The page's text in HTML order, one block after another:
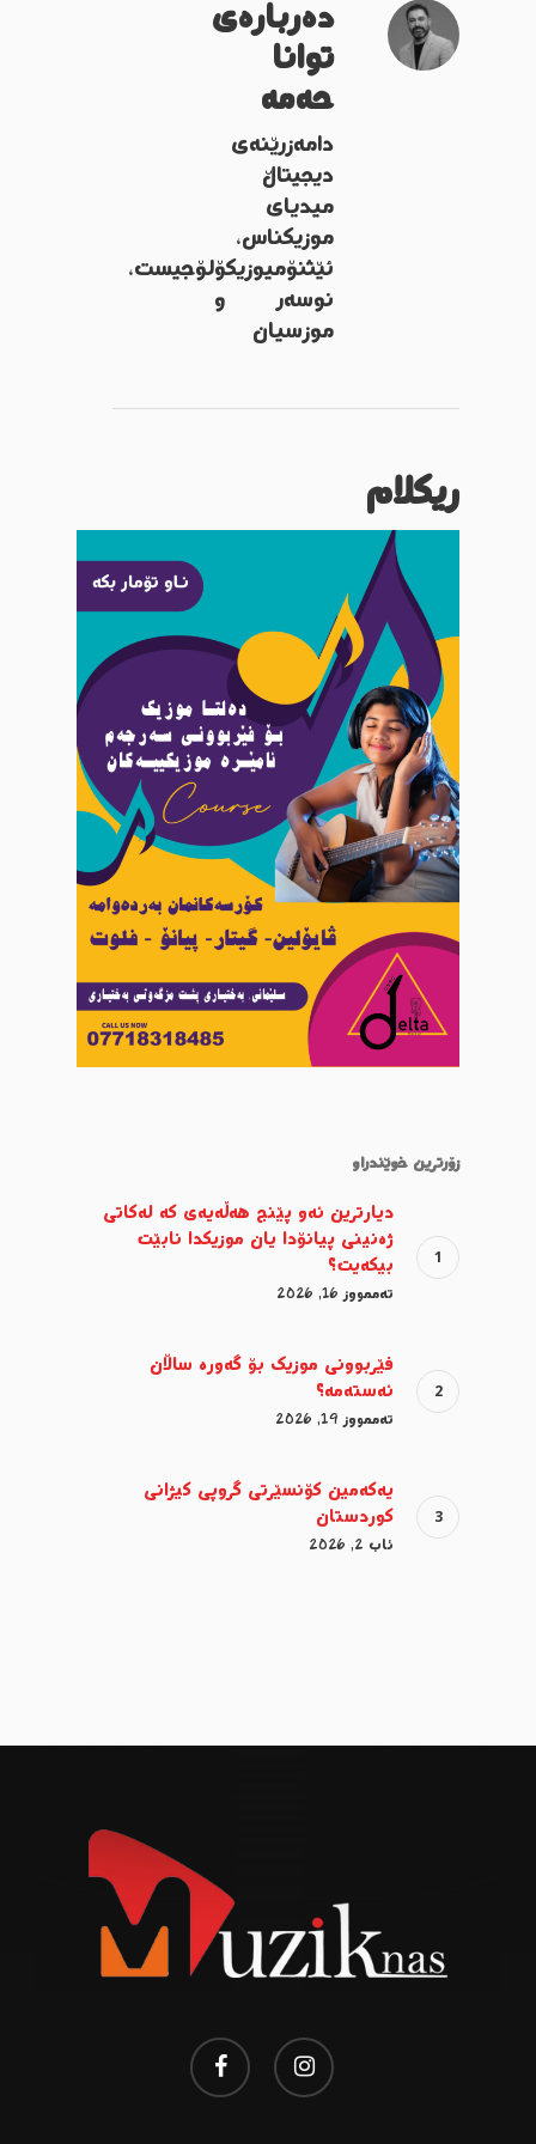
دەربارەی
توانا
حەمە
دامەزرێنەی
دیجیتاڵ
میدیای
موزیکناس،
ئێثنۆمیوزیکۆلۆجیست،
نوسەر و
موزسیان
ریکلام
زۆرترین خوێندراو
دیارترین ئەو پێنج هەڵەیەی کە لەکاتی
ژەنینی پیانۆدا یان موزیکدا نابێت
بیکەیت؟
تەممووز 16, 2026
فێربوونی موزیک بۆ گەورە ساڵان
ئەستەمە؟
تەممووز 19, 2026
یەکەمین کۆنسێرتی گروپی کیژانی
کوردستان
ئاب 2, 2026
facebook instagram